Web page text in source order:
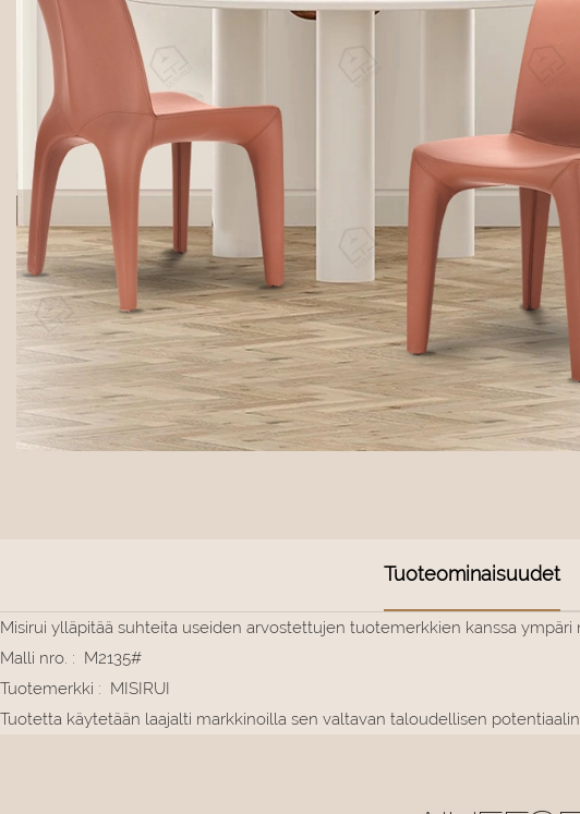
Tuoteominaisuudet
Misirui ylläpitää suhteita useiden arvostettujen tuotemerkkien kanssa ympäri
Malli nro. : M2135#
Tuotemerkki : MISIRUI
Tuotetta käytetään laajalti markkinoilla sen valtavan taloudellisen potentiaalin